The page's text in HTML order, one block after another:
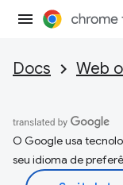
Docs Web
O Google usa
seu idioma de